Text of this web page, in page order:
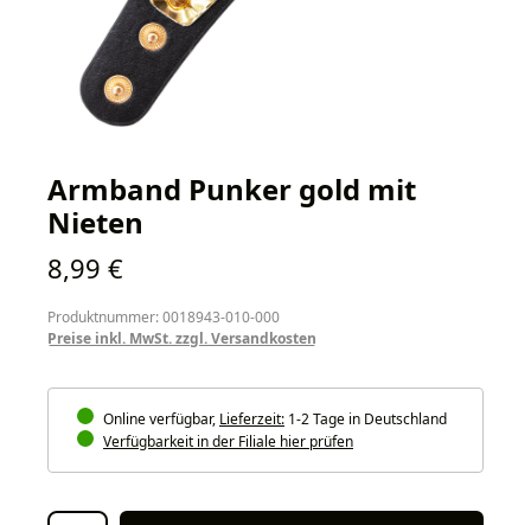
Armband Punker gold mit
Nieten
Regulärer Preis:
8,99 €
Produktnummer: 0018943-010-000
Preise inkl. MwSt. zzgl. Versandkosten
Online verfügbar, Lieferzeit: 1-2 Tage in Deutschland
Verfügbarkeit in der Filiale hier prüfen